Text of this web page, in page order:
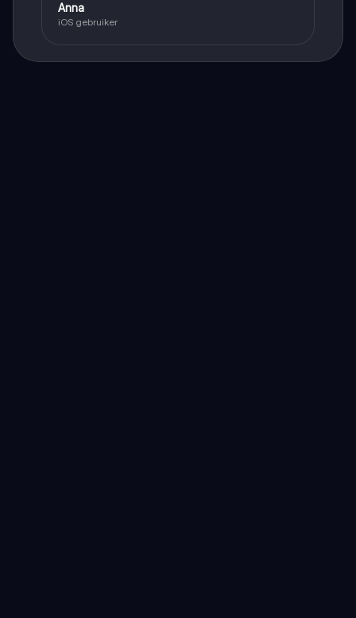
Anna
iOS gebruiker